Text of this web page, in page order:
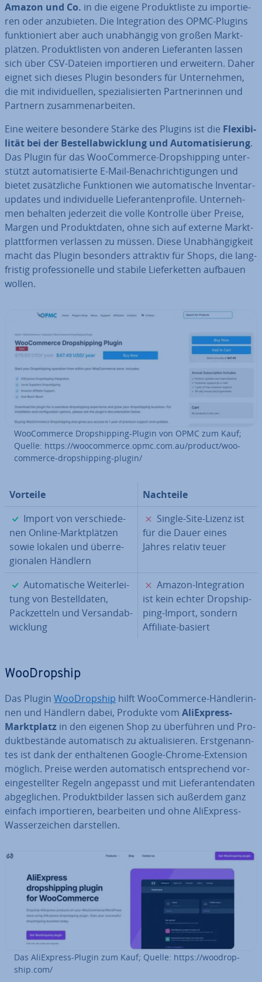
Amazon und Co. in die eigene Pro­dukt­lis­te zu im­por­tie­
ren oder an­zu­bie­ten. Die In­te­gra­ti­on des OPMC-Plugins
funk­tio­niert aber auch un­ab­hän­gig von großen Markt­
plät­zen. Pro­dukt­lis­ten von anderen Lie­fe­ran­ten lassen
sich über CSV-Dateien im­por­tie­ren und erweitern. Daher
eignet sich dieses Plugin besonders für Un­ter­neh­men,
die mit in­di­vi­du­el­len, spe­zia­li­sier­ten Part­ne­rin­nen und
Partnern zu­sam­men­ar­bei­ten.
Eine weitere besondere Stärke des Plugins ist die Fle­xi­bi­
li­tät bei der Be­stell­ab­wick­lung und Au­to­ma­ti­sie­rung.
Das Plugin für das Woo­Com­mer­ce-Drop­ship­ping un­ter­
stützt au­to­ma­ti­sier­te E-Mail-Be­nach­rich­ti­gun­gen und
bietet zu­sätz­li­che Funk­tio­nen wie au­to­ma­ti­sche In­ven­tar­
up­dates und in­di­vi­du­el­le Lie­fe­ran­ten­pro­fi­le. Un­ter­neh­
men behalten jederzeit die volle Kontrolle über Preise,
Margen und Pro­dukt­da­ten, ohne sich auf externe Markt­
platt­for­men verlassen zu müssen. Diese Un­ab­hän­gig­keit
macht das Plugin besonders attraktiv für Shops, die lang­
fris­tig pro­fes­sio­nel­le und stabile Lie­fer­ket­ten aufbauen
wollen.
Woo­Com­mer­ce Drop­ship­ping-Plugin von OPMC zum Kauf;
Quelle: https://woo­com­mer­ce.opmc.com.au/product/woo­
com­mer­ce-drop­ship­ping-plugin/
Vorteile
Nachteile
✓
Import von ver­schie­de­
nen Online-Markt­plät­zen
sowie lokalen und über­re­
gio­na­len Händlern
✗
Single-Site-Lizenz ist
für die Dauer eines
Jahres relativ teuer
✓
Au­to­ma­ti­sche Wei­ter­lei­
tung von Be­stell­da­ten,
Pack­zet­teln und Ver­sand­ab­
wick­lung
✗
Amazon-In­te­gra­ti­on
ist kein echter Drop­ship­
ping-Import, sondern
Affiliate-basiert
WooDrop­ship
Das Plugin WooDrop­ship hilft Woo­Com­mer­ce-Händ­le­rin­
nen und Händlern dabei, Produkte vom Ali­Ex­press-
Markt­platz in den eigenen Shop zu über­füh­ren und Pro­
dukt­be­stän­de au­to­ma­tisch zu ak­tua­li­sie­ren. Erst­ge­nann­
tes ist dank der ent­hal­te­nen Google-Chrome-Extension
möglich. Preise werden au­to­ma­tisch ent­spre­chend vor­
ein­ge­stell­ter Regeln angepasst und mit Lie­fe­ran­ten­da­ten
ab­ge­gli­chen. Pro­dukt­bil­der lassen sich außerdem ganz
einfach im­por­tie­ren, be­ar­bei­ten und ohne Ali­Ex­press-
Was­ser­zei­chen dar­stel­len.
Das Ali­Ex­press-Plugin zum Kauf; Quelle: https://woodrop­
ship.com/